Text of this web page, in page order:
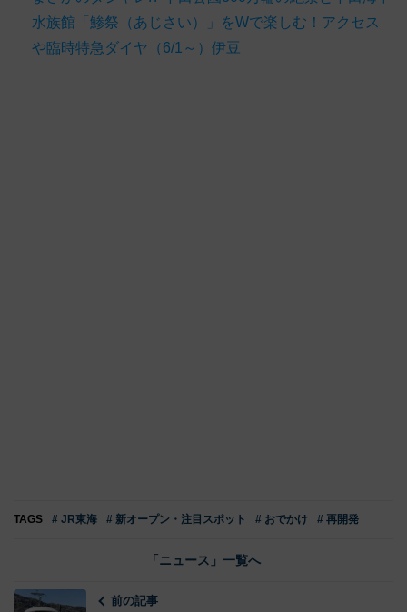
水族館「鯵祭（あじさい）」をWで楽しむ！アクセス
や臨時特急ダイヤ（6/1～）伊豆
TAGS # JR東海 # 新オープン・注目スポット # おでかけ # 再開発
「ニュース」一覧へ
前の記事